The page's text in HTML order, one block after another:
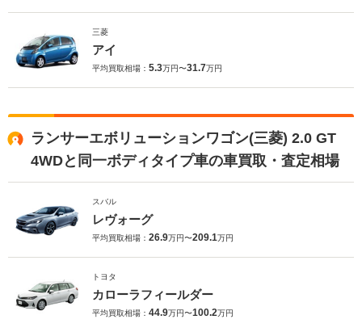
三菱
アイ
平均買取相場： 5.3万円〜31.7万円
ランサーエボリューションワゴン(三菱) 2.0 GT
4WDと同一ボディタイプ車の車買取・査定相場
スバル
レヴォーグ
平均買取相場： 26.9万円〜209.1万円
トヨタ
カローラフィールダー
平均買取相場： 44.9万円〜100.2万円